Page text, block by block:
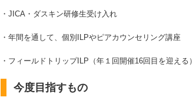
・JICA・ダスキン研修生受け入れ
・年間を通して、個別ILPやピアカウンセリング講座
・フィールドトリップILP（年１回開催16回目を迎える）
今度目指すもの